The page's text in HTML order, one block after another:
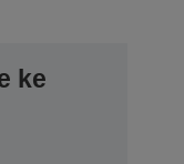
ke